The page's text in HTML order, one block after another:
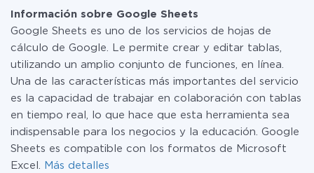
manera segura un plan de tarifa gratuita o cambiar a
uno de pago, si es necesario. Más detalles sobre
tarifas.
Información sobre Google Sheets
Google Sheets es uno de los servicios de hojas de
cálculo de Google. Le permite crear y editar tablas,
utilizando un amplio conjunto de funciones, en línea.
Una de las características más importantes del servicio
es la capacidad de trabajar en colaboración con tablas
en tiempo real, lo que hace que esta herramienta sea
indispensable para los negocios y la educación. Google
Sheets es compatible con los formatos de Microsoft
Excel.
Más detalles